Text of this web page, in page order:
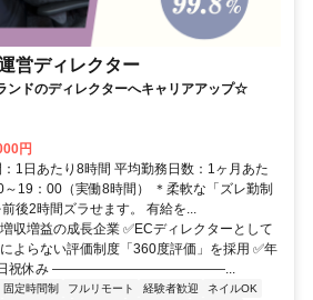
営ディレクター
ンドのディレクターへキャリアアップ☆
円
1日あたり8時間 平均勤務日数：1ヶ月あた
19：00（実働8時間） ＊柔軟な「ズレ勤制
後2時間ズラせます。 有給を...
収増益の成長企業 ✅ECディレクターとして
よらない評価制度「360度評価」を採用 ✅年
土日祝休み ―――――――――――――...
固定時間制 フルリモート 経験者歓迎
ネイルOK